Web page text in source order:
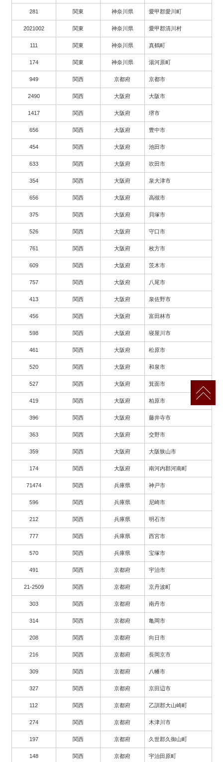
281 関東 神奈川県 愛甲郡愛川町
2021002 関東 神奈川県 愛甲郡清川村
111 関東 神奈川県 真鶴町
174 関東 神奈川県 湯河原町
949 関西 京都府 京都市
2490 関西 大阪府 大阪市
1417 関西 大阪府 堺市
656 関西 大阪府 豊中市
454 関西 大阪府 池田市
633 関西 大阪府 吹田市
354 関西 大阪府 泉大津市
656 関西 大阪府 高槻市
375 関西 大阪府 貝塚市
526 関西 大阪府 守口市
761 関西 大阪府 枚方市
609 関西 大阪府 茨木市
757 関西 大阪府 八尾市
413 関西 大阪府 泉佐野市
456 関西 大阪府 富田林市
598 関西 大阪府 寝屋川市
461 関西 大阪府 松原市
520 関西 大阪府 和泉市
527 関西 大阪府 箕面市
419 関西 大阪府 柏原市
396 関西 大阪府 藤井寺市
363 関西 大阪府 交野市
359 関西 大阪府 大阪狭山市
174 関西 大阪府 南河内郡河南町
71474 関西 兵庫県 神戸市
596 関西 兵庫県 尼崎市
212 関西 兵庫県 明石市
777 関西 兵庫県 西宮市
570 関西 兵庫県 宝塚市
491 関西 京都府 宇治市
21-2509 関西 京都府 京丹波町
303 関西 京都府 南丹市
314 関西 京都府 亀岡市
208 関西 京都府 向日市
216 関西 京都府 長岡京市
309 関西 京都府 八幡市
327 関西 京都府 京田辺市
112 関西 京都府 乙訓郡大山崎町
274 関西 京都府 木津川市
197 関西 京都府 久世郡久御山町
148 関西 京都府 宇治田原町